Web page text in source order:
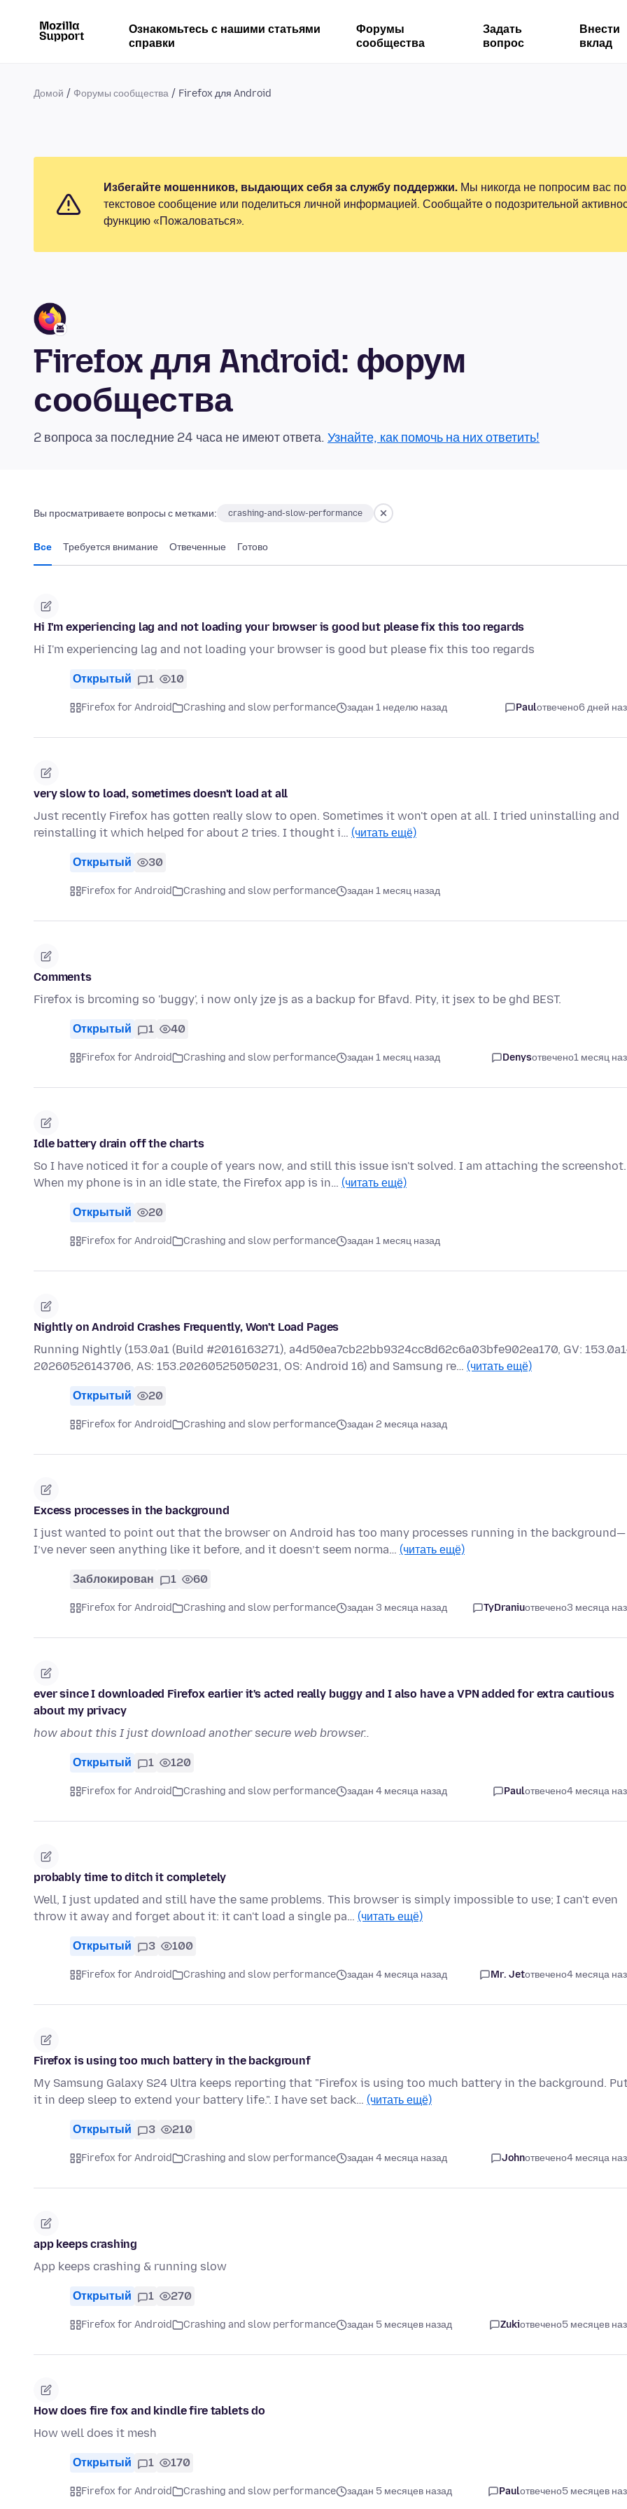
Ознакомьтесь с нашими статьями
справки
Форумы
сообщества
Задать
вопрос
Внести
вклад
Домой Форумы сообщества Firefox для Android
Избегайте мошенников, выдающих себя за службу поддержки. Мы никогда не попросим вас
текстовое сообщение или поделиться личной информацией. Сообщайте о подозрительной
функцию «Пожаловаться».
Firefox для Android: форум
сообщества
2 вопроса за последние 24 часа не имеют ответа. Узнайте, как помочь на них ответить!
Вы просматриваете вопросы с метками: crashing-and-slow-performance
Все Требуется внимание Отвеченные Готово
Hi I'm experiencing lag and not loading your browser is good but please fix this too regards
Hi I'm experiencing lag and not loading your browser is good but please fix this too regards
Открытый 1 10
Firefox for Android Crashing and slow performance задан 1 неделю назад Paulотвечено6 дней
very slow to load, sometimes doesn't load at all
Just recently Firefox has gotten really slow to open. Sometimes it won't open at all. I tried uninstalling and
reinstalling it which helped for about 2 tries. I thought i… (читать ещё)
Открытый 30
Firefox for Android Crashing and slow performance задан 1 месяц назад
Comments
Firefox is brcoming so 'buggy', i now only jze js as a backup for Bfavd. Pity, it jsex to be ghd BEST.
Открытый 1 40
Firefox for Android Crashing and slow performance задан 1 месяц назад Denysотвечено1 месяц
Idle battery drain off the charts
So I have noticed it for a couple of years now, and still this issue isn't solved. I am attaching the screenshot.
When my phone is in an idle state, the Firefox app is in… (читать ещё)
Открытый 20
Firefox for Android Crashing and slow performance задан 1 месяц назад
Nightly on Android Crashes Frequently, Won't Load Pages
Running Nightly (153.0a1 (Build #2016163271), a4d50ea7cb22bb9324cc8d62c6a03bfe902ea170, GV:
20260526143706, AS: 153.20260525050231, OS: Android 16) and Samsung re… (читать ещё)
Открытый 20
Firefox for Android Crashing and slow performance задан 2 месяца назад
Excess processes in the background
I just wanted to point out that the browser on Android has too many processes running in the background—
I’ve never seen anything like it before, and it doesn’t seem norma… (читать ещё)
Заблокирован 1 60
Firefox for Android Crashing and slow performance задан 3 месяца назад TyDraniuотвечено3 месяца
ever since I downloaded Firefox earlier it's acted really buggy and I also have a VPN added for extra cautious
about my privacy
how about this I just download another secure web browser..
Открытый 1 120
Firefox for Android Crashing and slow performance задан 4 месяца назад Paulотвечено4 месяца
probably time to ditch it completely
Well, I just updated and still have the same problems. This browser is simply impossible to use; I can't even
throw it away and forget about it: it can't load a single pa… (читать ещё)
Открытый 3 100
Firefox for Android Crashing and slow performance задан 4 месяца назад Mr. Jetотвечено4 месяца
Firefox is using too much battery in the backgrounf
My Samsung Galaxy S24 Ultra keeps reporting that "Firefox is using too much battery in the background.
it in deep sleep to extend your battery life.". I have set back… (читать ещё)
Открытый 3 210
Firefox for Android Crashing and slow performance задан 4 месяца назад Johnотвечено4 месяца
app keeps crashing
App keeps crashing & running slow
Открытый 1 270
Firefox for Android Crashing and slow performance задан 5 месяцев назад Zukiотвечено5 месяцев
How does fire fox and kindle fire tablets do
How well does it mesh
Открытый 1 170
Firefox for Android Crashing and slow performance задан 5 месяцев назад Paulотвечено5 месяцев